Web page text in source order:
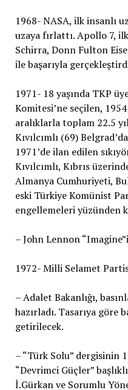
1968- NASA, ilk insanlı
uzaya fırlattı. Apollo 7,
Schirra, Donn Fulton
ile başarıyla
1971- 18 yaşında TKP
Komitesi’ne seçilen,
aralıklarla toplam 22.5
Kıvılcımlı (69)
1971’de ilan edilen
Kıvılcımlı, Kıbrıs
Almanya Cumhuriyeti,
eski Türkiye Komünist
engellemeleri yüzünden
– John Lennon
1972- Milli Selamet
– Adalet Bakanlığı,
hazırladı. Tasarıya göre
getirilecek.
– “Türk Solu” dergisinin
“Devrimci Güçler”
İ.Gürkan ve Sorumlu